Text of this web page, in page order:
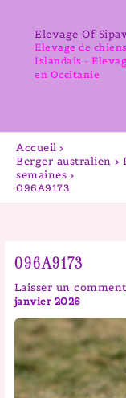
contenuElevage Of
Elevage de
Islandais -
en Occitanie
Accueil
Berger australien >
semaines
096A9173
096A9173
Laisser un
janvier 2026